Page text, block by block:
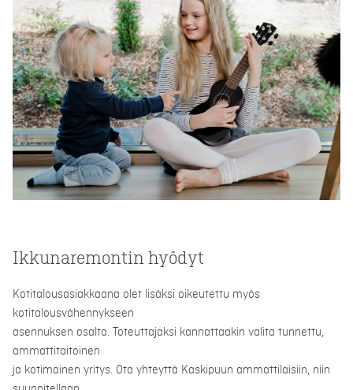
Ikkunaremontin hyödyt
Kotitalousasiakkaana olet lisäksi oikeutettu myös
kotitalousvähennykseen
asennuksen osalta. Toteuttajaksi kannattaakin valita tunnettu,
ammattitaitoinen
ja kotimainen yritys. Ota yhteyttä Kaskipuun ammattilaisiin, niin